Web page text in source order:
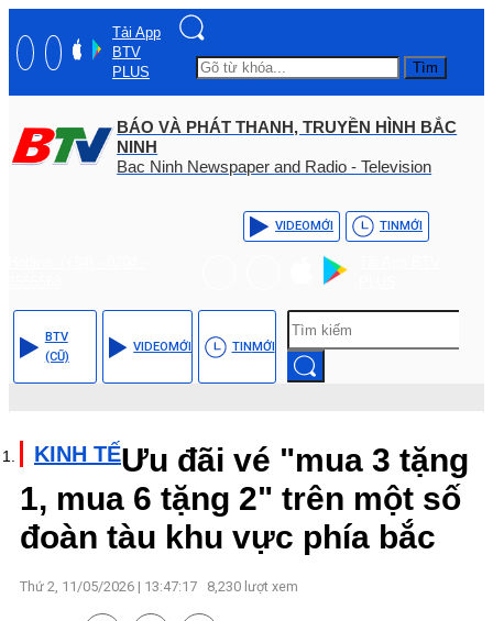
Tải App
BTV
PLUS
Tìm
BÁO VÀ PHÁT THANH, TRUYỀN HÌNH BẮC
NINH
Bac Ninh Newspaper and Radio - Television
VIDEOMỚI TINMỚI
BTV
(CŨ)
VIDEOMỚI TINMỚI
KINH TẾƯu đãi vé "mua 3 tặng
1, mua 6 tặng 2" trên một số
đoàn tàu khu vực phía bắc
Thứ 2, 11/05/2026 | 13:47:17 8,230 lượt xem